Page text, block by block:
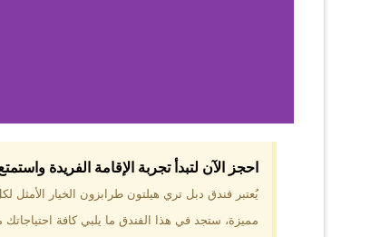
احجز الآن لتبدأ تجربة الإقامة الفريدة
يُعتبر فندق دبل تري هيلتون طرابزون الخيار
مميزة، ستجد في هذا الفندق ما يلبي كافة احتياجاتك